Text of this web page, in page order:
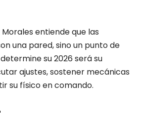
entiende que las
una pared, sino un punto de
su 2026 será su
ajustes, sostener mecánicas
su físico en comando.